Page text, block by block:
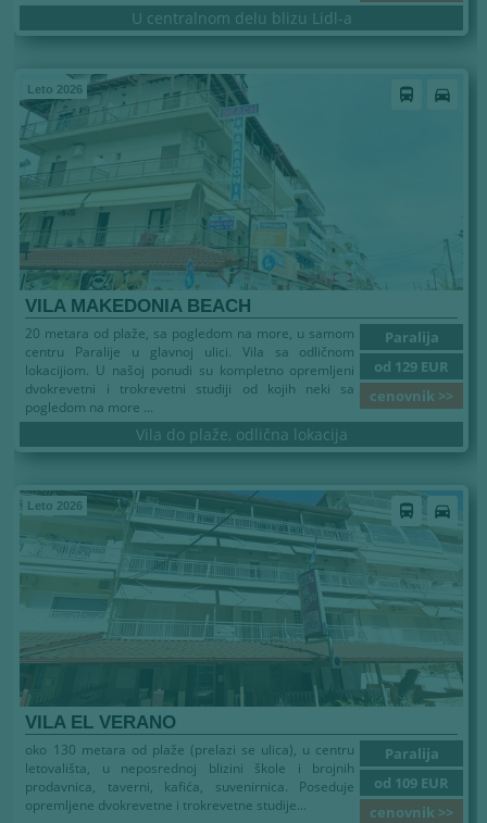
U centralnom delu blizu Lidl-a
Leto 2026 directions_bus directions_car
VILA MAKEDONIA BEACH
Paralija
od 129 EUR
cenovnik >>
20 metara od plaže, sa pogledom na more, u samom
centru Paralije u glavnoj ulici. Vila sa odličnom
lokacijiom. U našoj ponudi su kompletno opremljeni
dvokrevetni i trokrevetni studiji od kojih neki sa
pogledom na more ...
Vila do plaže, odlična lokacija
Leto 2026 directions_bus directions_car
VILA EL VERANO
Paralija
od 109 EUR
cenovnik >>
oko 130 metara od plaže (prelazi se ulica), u centru
letovališta, u neposrednoj blizini škole i brojnih
prodavnica, taverni, kafića, suvenirnica. Poseduje
opremljene dvokrevetne i trokrevetne studije...